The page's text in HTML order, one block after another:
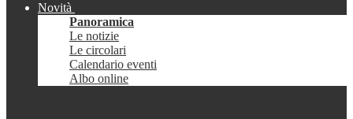
Novità
Panoramica
Le notizie
Le circolari
Calendario eventi
Albo online